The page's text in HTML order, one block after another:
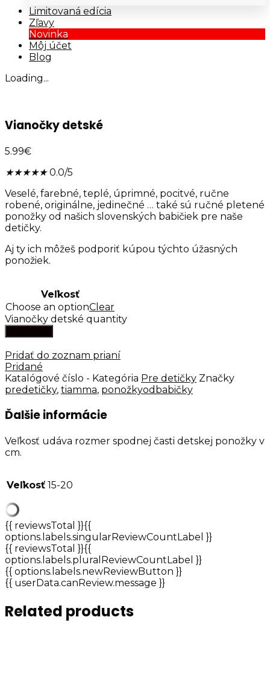
Limitovaná edícia
Zľavy
Novinka
Môj účet
Blog
Loading...
Vianočky detské
5.99€
★★★★★ 0.0/5
Veselé, farebné, teplé, úprimné, pocitvé, ručne
robené, originálne, jedinečné … také sú ručné pletené
ponožky od našich slovenských babičiek pre naše
detičky.
Aj ty ich môžeš podporiť kúpou týchto úžasných
ponožiek.
Veľkosť
Choose an optionClear
Vianočky detské quantity
Pridať do zoznam prianí
Pridané
Katalógové číslo - Kategória Pre detičky Značky
predetičky, tiamma, ponožkyodbabičky
Ďalšie informácie
Veľkosť udáva rozmer spodnej časti detskej ponožky v
cm.
Veľkosť 15-20
{{ reviewsTotal }}{{
options.labels.singularReviewCountLabel }}
{{ reviewsTotal }}{{
options.labels.pluralReviewCountLabel }}
{{ options.labels.newReviewButton }}
{{ userData.canReview.message }}
Related products